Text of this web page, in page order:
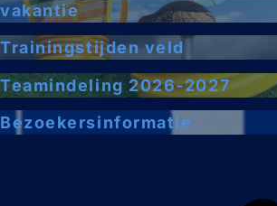
vakantie
Trainingstijden veld
Teamindeling 2026-2027
Bezoekersinformatie